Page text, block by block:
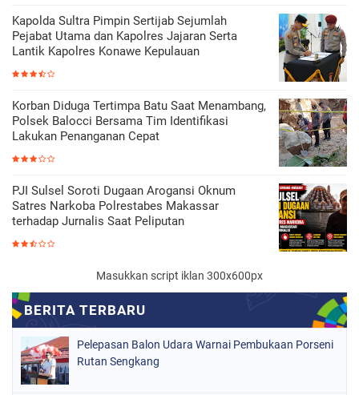
Kapolda Sultra Pimpin Sertijab Sejumlah
Pejabat Utama dan Kapolres Jajaran Serta
Lantik Kapolres Konawe Kepulauan
Korban Diduga Tertimpa Batu Saat Menambang,
Polsek Balocci Bersama Tim Identifikasi
Lakukan Penanganan Cepat
PJI Sulsel Soroti Dugaan Arogansi Oknum
Satres Narkoba Polrestabes Makassar
terhadap Jurnalis Saat Peliputan
Masukkan script iklan 300x600px
Pelepasan Balon Udara Warnai Pembukaan Porseni
Rutan Sengkang